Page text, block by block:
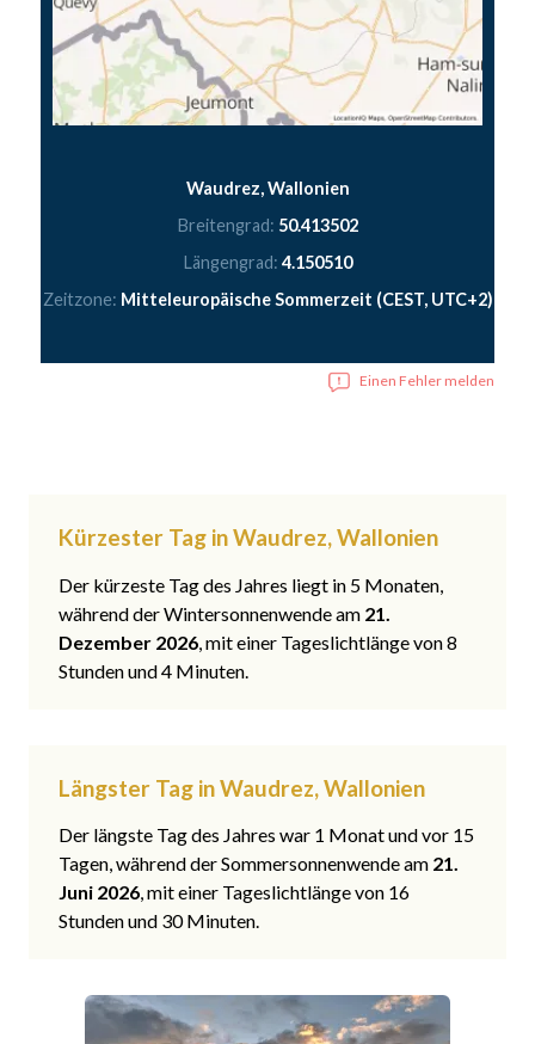
Waudrez, Wallonien
Breitengrad: 50.413502
Längengrad: 4.150510
Zeitzone: Mitteleuropäische Sommerzeit (CEST, UTC+2)
Einen Fehler melden
Kürzester Tag in Waudrez, Wallonien
Der kürzeste Tag des Jahres liegt in 5 Monaten,
während der Wintersonnenwende am 21.
Dezember 2026, mit einer Tageslichtlänge von 8
Stunden und 4 Minuten.
Längster Tag in Waudrez, Wallonien
Der längste Tag des Jahres war 1 Monat und vor 15
Tagen, während der Sommersonnenwende am 21.
Juni 2026, mit einer Tageslichtlänge von 16
Stunden und 30 Minuten.